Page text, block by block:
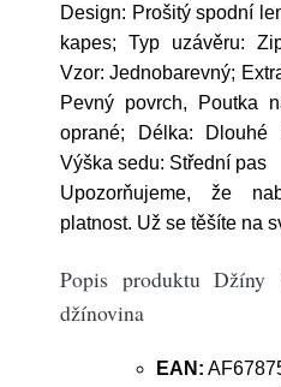
Design: Prošitý spodní
kapes; Typ uzávěru:
Vzor: Jednobarevný;
Pevný povrch, Poutka
oprané; Délka:
Výška sedu: Střední pas
Upozorňujeme, že
platnost. Už se těšíte na
Popis produktu Džíny
džínovina
EAN: